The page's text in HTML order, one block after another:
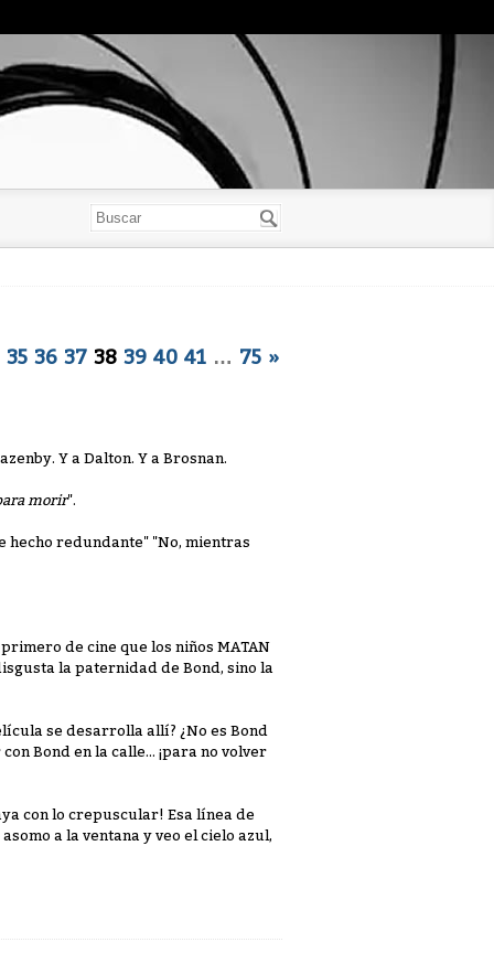
35 36 37 38 39 40 41 … 75 »
Y a Dalton. Y a Brosnan.
morir".
hecho redundante" "No, mientras
de cine que los niños MATAN
la paternidad de Bond, sino la
se desarrolla allí? ¿No es Bond
Bond en la calle... ¡para no volver
con lo crepuscular! Esa línea de
a la ventana y veo el cielo azul,